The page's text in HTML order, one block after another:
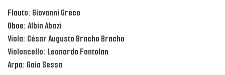
Flauto: Giovanni Greco
Oboe: Albin Abazi
Viola: César Augusto Bracho Bracho
Violoncello: Leonardo Fontolan
Arpa: Gaia Sessa